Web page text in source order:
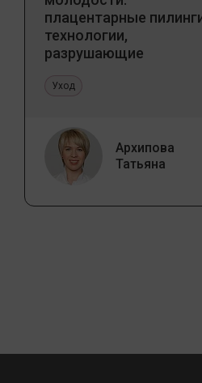
плацентарные
технологии,
разрушающие
Уход
Архипова
Татьяна